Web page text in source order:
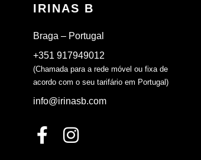
IRINAS B
Braga – Portugal
+351 917949012
(Chamada para a rede móvel ou fixa de
acordo com o seu tarifário em Portugal)
info@irinasb.com